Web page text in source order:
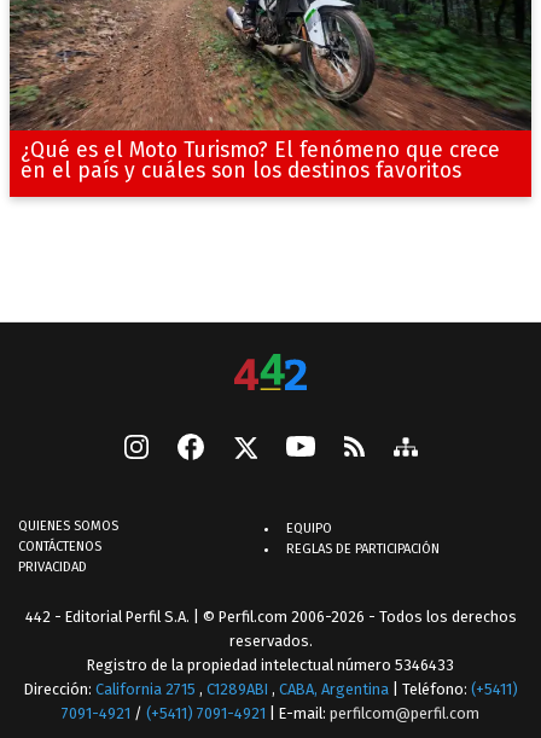
¿Qué es el Moto Turismo? El fenómeno que crece
en el país y cuáles son los destinos favoritos
QUIENES SOMOS
CONTÁCTENOS
PRIVACIDAD
EQUIPO
REGLAS DE PARTICIPACIÓN
442 - Editorial Perfil S.A. | © Perfil.com 2006-2026 - Todos los derechos
reservados.
Registro de la propiedad intelectual número 5346433
Dirección: California 2715 , C1289ABI , CABA, Argentina | Teléfono: (+5411)
7091-4921 / (+5411) 7091-4921 | E-mail: perfilcom@perfil.com